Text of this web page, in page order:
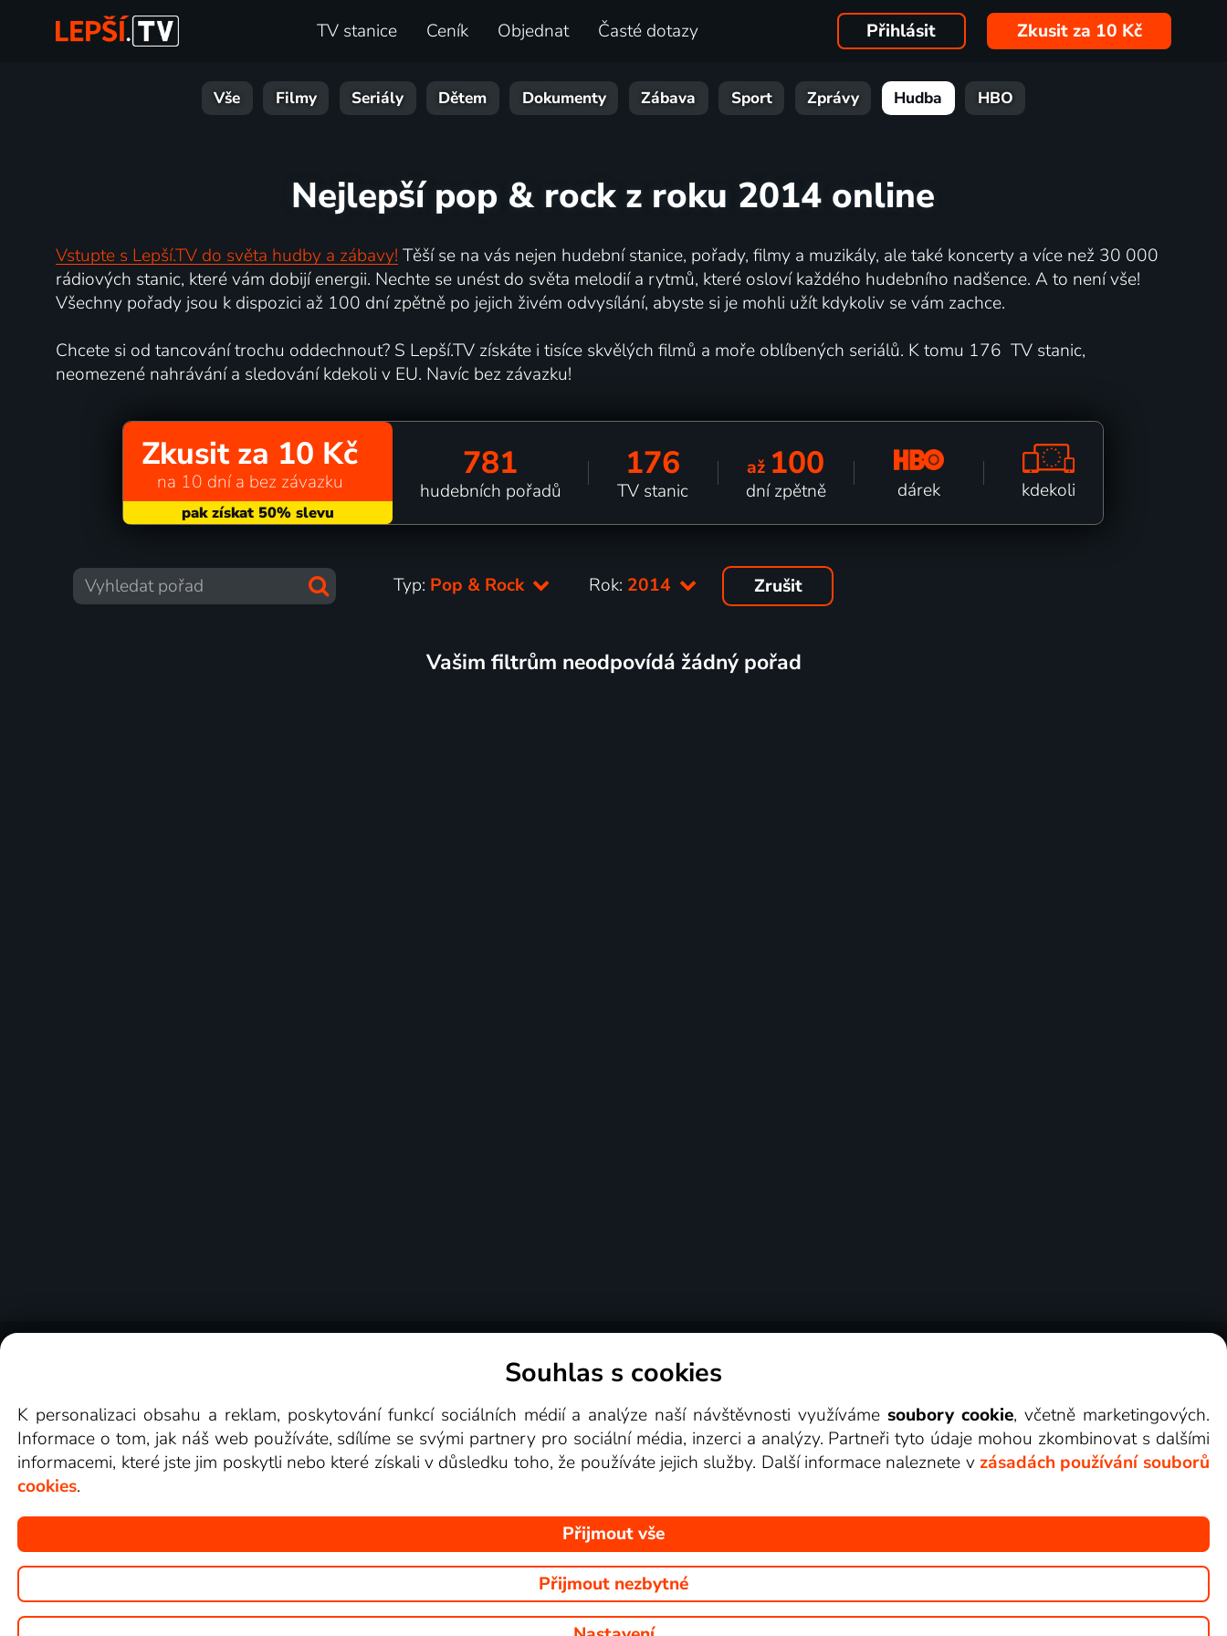
TV stanice Ceník Objednat Časté dotazy Přihlásit Zkusit za 10 Kč
Vše Filmy Seriály Dětem Dokumenty Zábava Sport Zprávy Hudba HBO
Nejlepší pop & rock z roku 2014 online
Vstupte s Lepší.TV do světa hudby a zábavy! Těší se na vás nejen hudební stanice, pořady, filmy a muzikály, ale také koncerty a více než 30 000
rádiových stanic, které vám dobijí energii. Nechte se unést do světa melodií a rytmů, které osloví každého hudebního nadšence. A to není vše!
Všechny pořady jsou k dispozici až 100 dní zpětně po jejich živém odvysílání, abyste si je mohli užít kdykoliv se vám zachce.
Chcete si od tancování trochu oddechnout? S Lepší.TV získáte i tisíce skvělých filmů a moře oblíbených seriálů. K tomu 176 TV stanic,
neomezené nahrávání a sledování kdekoli v EU. Navíc bez závazku!
Zkusit za 10 Kč
na 10 dní a bez závazku 781
hudebních pořadů
176
TV stanic
až 100
dní zpětně dárek kdekoli
Typ: Pop & Rock Rok: 2014 Zrušit
Vašim filtrům neodpovídá žádný pořad
Videotéka
Copyright © goNET s.r.o. Na tomto webu jsou zobrazovány obrázky z pořadů TV stanic, které můžete sledovat v Lepší.TV.
Souhlas s cookies
K personalizaci obsahu a reklam, poskytování funkcí sociálních médií a analýze naší návštěvnosti využívámesoubory cookie, včetně marketingových.
Informace o tom, jak náš web používáte, sdílíme se svými partnery pro sociální média, inzerci a analýzy. Partneři tyto údaje mohou zkombinovat s dalšími
informacemi, které jste jim poskytli nebo které získali v důsledku toho, že používáte jejich služby. Další informace naleznete v zásadách používání souborů
cookies.
Přijmout vše
Přijmout nezbytné